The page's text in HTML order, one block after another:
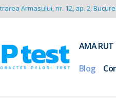
Armasului, nr. 12, ap. 2,
AMA RUT
Blog